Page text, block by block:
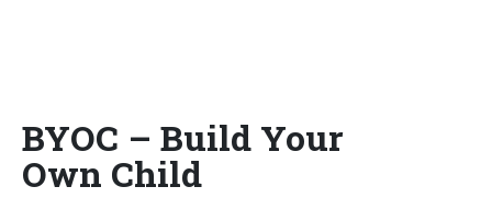
BYOC – Build Your
Own Child